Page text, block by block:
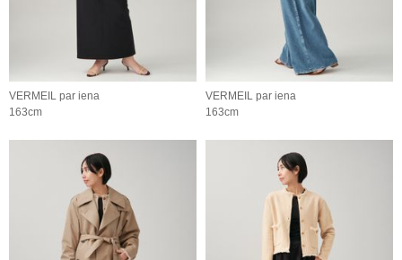
VERMEIL par iena
163cm
VERMEIL par iena
163cm